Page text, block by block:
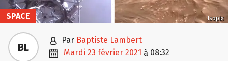
Isopix
SPACE
BL  par Baptiste Lambert
 mardi 23 février 2021 à 08:32